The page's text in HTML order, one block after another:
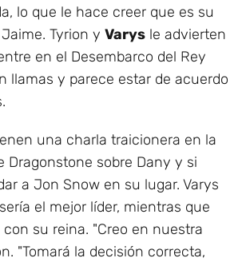
lo que le hace creer que es su
Tyrion y Varys le advierten
en el Desembarco del Rey
llamas y parece estar de acuerdo
una charla traicionera en la
Dragonstone sobre Dany y si
a Jon Snow en su lugar. Varys
el mejor líder, mientras que
su reina. "Creo en nuestra
"Tomará la decisión correcta,